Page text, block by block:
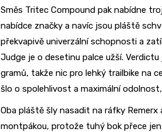
Směs Tritec Compound pak nabídne
nabídce značky a navíc jsou pláště
překvapivě univerzální schopnosti a
Judge je o desetinu palce užší.
gramů, takže nic pro lehký trailbike na
šlo o spolehlivost a maximální
Oba pláště šly nasadit na ráfky
montpákou, protože tuhý bok přece